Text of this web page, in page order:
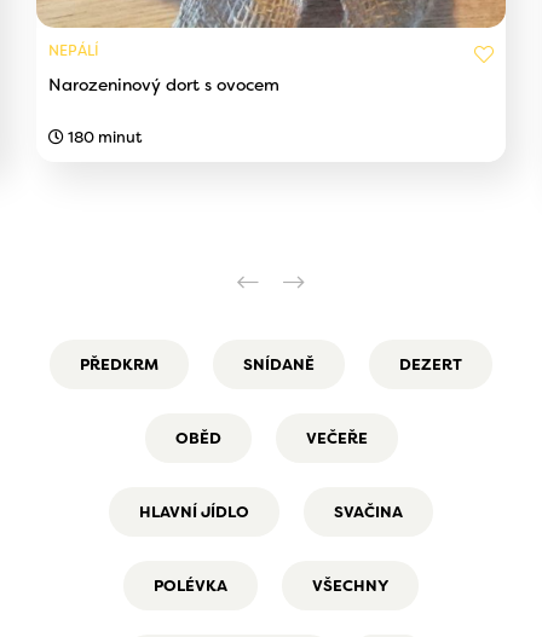
NEPÁLÍ
Narozeninový dort s ovocem
180 minut
PŘEDKRM SNÍDANĚ DEZERT
OBĚD VEČEŘE
HLAVNÍ JÍDLO SVAČINA
POLÉVKA VŠECHNY